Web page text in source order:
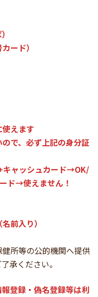
ード）
えます
で、必ず上記の身分証
ャッシュカード→OK/
ド→使えません！
前入り）
所等の公的機関へ提供
承ください。
登録・偽名登録等は利